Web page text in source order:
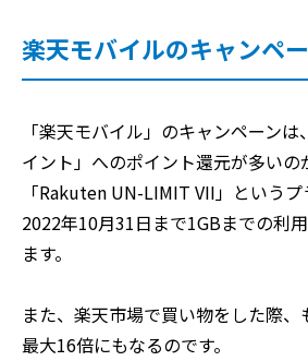
楽天モバイルのキャンペ
「楽天モバイル」のキャンペーン
イント」へのポイント還元が多いの
「Rakuten UN-LIMIT VII」というプ
2022年10月31日まで1GBまでの利
ます。
また、楽天市場で買い物をした際
最大16倍にもなるのです。